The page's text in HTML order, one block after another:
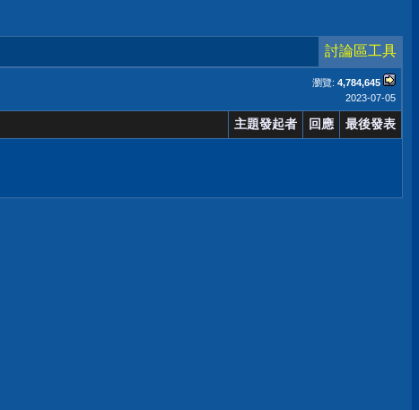
討論區工具
瀏覽: 4,784,645
2023-07-05
主題發起者 回應 最後發表